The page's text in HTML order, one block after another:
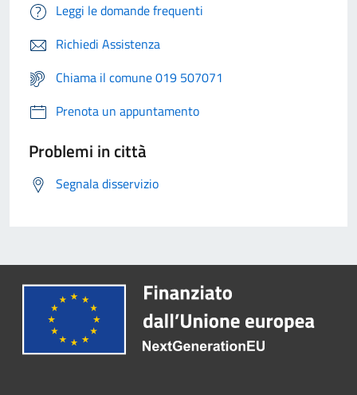
Leggi le domande frequenti
Richiedi Assistenza
Chiama il comune 019 507071
Prenota un appuntamento
Problemi in città
Segnala disservizio